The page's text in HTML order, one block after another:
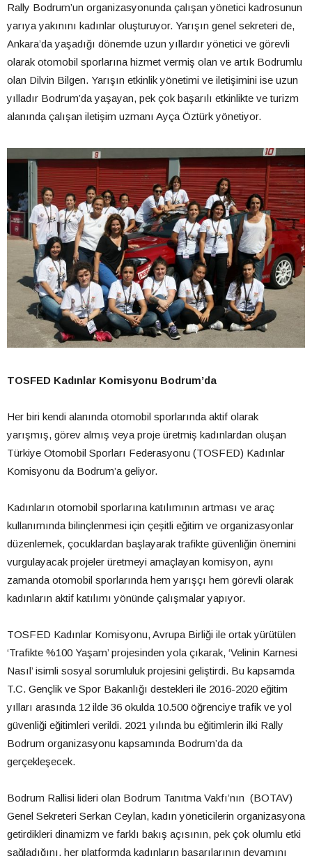
Rally Bodrum’un organizasyonunda çalışan yönetici kadrosunun
yarıya yakınını kadınlar oluşturuyor. Yarışın genel sekreteri de,
Ankara’da yaşadığı dönemde uzun yıllardır yönetici ve görevli
olarak otomobil sporlarına hizmet vermiş olan ve artık Bodrumlu
olan Dilvin Bilgen. Yarışın etkinlik yönetimi ve iletişimini ise uzun
yılladır Bodrum’da yaşayan, pek çok başarılı etkinlikte ve turizm
alanında çalışan iletişim uzmanı Ayça Öztürk yönetiyor.
TOSFED Kadınlar Komisyonu Bodrum’da
Her biri kendi alanında otomobil sporlarında aktif olarak
yarışmış, görev almış veya proje üretmiş kadınlardan oluşan
Türkiye Otomobil Sporları Federasyonu (TOSFED) Kadınlar
Komisyonu da Bodrum’a geliyor.
Kadınların otomobil sporlarına katılımının artması ve araç
kullanımında bilinçlenmesi için çeşitli eğitim ve organizasyonlar
düzenlemek, çocuklardan başlayarak trafikte güvenliğin önemini
vurgulayacak projeler üretmeyi amaçlayan komisyon, aynı
zamanda otomobil sporlarında hem yarışçı hem görevli olarak
kadınların aktif katılımı yönünde çalışmalar yapıyor.
TOSFED Kadınlar Komisyonu, Avrupa Birliği ile ortak yürütülen
‘Trafikte %100 Yaşam’ projesinden yola çıkarak, ‘Velinin Karnesi
Nasıl’ isimli sosyal sorumluluk projesini geliştirdi. Bu kapsamda
T.C. Gençlik ve Spor Bakanlığı destekleri ile 2016-2020 eğitim
yılları arasında 12 ilde 36 okulda 10.500 öğrenciye trafik ve yol
güvenliği eğitimleri verildi. 2021 yılında bu eğitimlerin ilki Rally
Bodrum organizasyonu kapsamında Bodrum’da da
gerçekleşecek.
Bodrum Rallisi lideri olan Bodrum Tanıtma Vakfı’nın (BOTAV)
Genel Sekreteri Serkan Ceylan, kadın yöneticilerin organizasyona
getirdikleri dinamizm ve farklı bakış açısının, pek çok olumlu etki
sağladığını, her platformda kadınların başarılarının devamını